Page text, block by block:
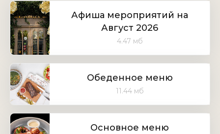
Афиша мероприятий на
Август 2026
4.47 мб
Обеденное меню
11.44 мб
Основное меню